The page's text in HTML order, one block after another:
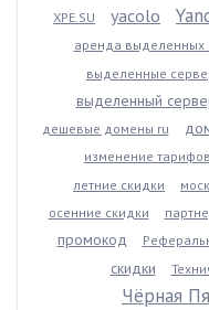
XPE.SU
yacolo
аренда выделенных
выделенные
выделенный
дешевые домены ru
изменение тарифов
летние скидки
осенние скидки
промокод
скидки
Чёрная